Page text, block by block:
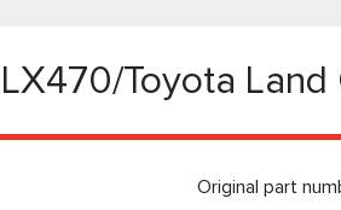
Toyota Land
Original part